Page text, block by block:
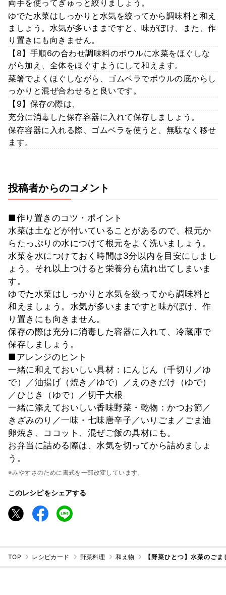
両手を使ってぎゅっと絞りましょう。
ゆでた水菜はしっかりと水気を絞ってから調味料と和え
ましょう。水気が多いままですと、味がぼけ、また、作
り置きにも向きません。
【8】手順6の合わせ調味料のボウルに水菜をほぐしな
がら加え、全体をほぐすようにして和えます。
菜箸でよくほぐしながら、ゴムベラでボウルの底からし
っかりと混ぜ合わせると良いです。
【9】保存の際は、
充分に消毒した保存容器に入れて保存しましょう。
保存容器に入れる際、ゴムベラを使うと、無駄なく移せ
ます。
投稿者からのコメント
■作り置きのコツ・ポイント
水菜は土などが付いていることがあるので、根元か
らたっぷりの水につけて根元をよく洗いましょう。
水菜を水につけておく時間は3分以内を目安にしまし
ょう。それ以上つけると栄養分も流れ出てしまいま
す。
ゆでた水菜はしっかりと水気を絞ってから調味料と
和えましょう。水気が多いままですと味がぼけ、作
り置きにも向きません。
保存の際は充分に消毒した容器に入れて、冷蔵庫で
保存しましょう。
■アレンジのヒント
一緒に和えておいしい具材：にんじん（千切り／ゆ
で）／油揚げ（焼き／ゆで）／えのきだけ（ゆで）
／ひじき（ゆで）／切干大根
一緒に添えておいしい香味野菜・乾物：かつお節／
きざみのり／一味・七味唐辛子／いりごま／ごま油
卵焼き、ココット、混ぜご飯の具材にも。
お弁当に詰める際は、水気を切ってから詰めましょ
う。
※みやすさのために書式を一部改変しています。
このレシピをシェアする
TOP レシピカード 野菜料理 和え物 【野菜ひとつ】水菜のご